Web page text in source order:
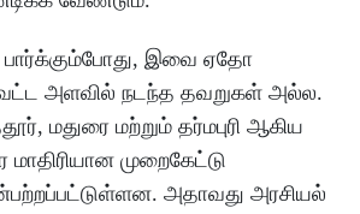
இவை ஏதோ
அளவில் நடந்த தவறுகள் அல்ல.
மதுரை மற்றும் தர்மபுரி ஆகிய
முறைகேட்டு
அதாவது அரசியல்